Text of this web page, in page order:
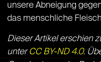
unsere Abneigung
das menschliche
Dieser Artikel erschien
unter CC BY-ND 4.0.